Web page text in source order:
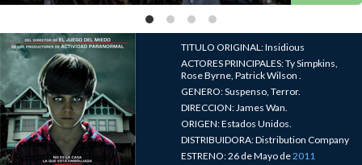
TITULO ORIGINAL: Insidious
ACTORES PRINCIPALES: Ty Simpkins,
Rose Byrne, Patrick Wilson .
GENERO: Suspenso, Terror.
DIRECCION: James Wan.
ORIGEN: Estados Unidos.
DISTRIBUIDORA: Distribution Company
ESTRENO: 26 de Mayo de2011